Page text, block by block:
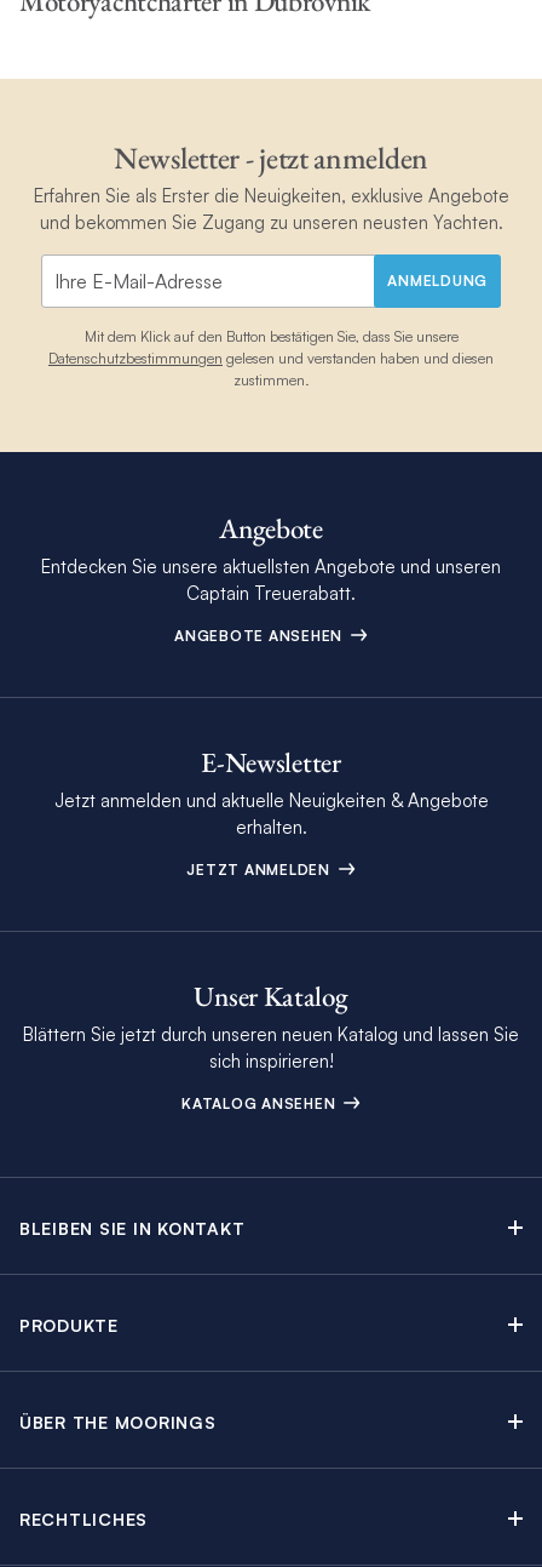
Newsletter - jetzt anmelden
Erfahren Sie als Erster die Neuigkeiten, exklusive Angebote
und bekommen Sie Zugang zu unseren neusten Yachten.
ANMELDUNG
Mit dem Klick auf den Button bestätigen Sie, dass Sie unsere
Datenschutzbestimmungen gelesen und verstanden haben und diesen
zustimmen.
Angebote
Entdecken Sie unsere aktuellsten Angebote und unseren
Captain Treuerabatt.
ANGEBOTE ANSEHEN
E-Newsletter
Jetzt anmelden und aktuelle Neuigkeiten & Angebote
erhalten.
JETZT ANMELDEN
Unser Katalog
Blättern Sie jetzt durch unseren neuen Katalog und lassen Sie
sich inspirieren!
KATALOG ANSEHEN
BLEIBEN SIE IN KONTAKT
The Moorings Revierführer
PRODUKTE
Yachtcharter mit Skipper
ÜBER THE MOORINGS
RECHTLICHES